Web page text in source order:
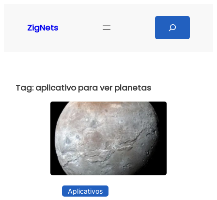
ZigNets
Tag:aplicativo para ver planetas
Aplicativos